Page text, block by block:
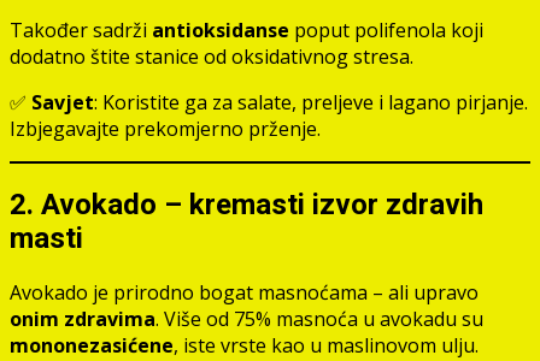
Također sadrži antioksidanse poput polifenola koji
dodatno štite stanice od oksidativnog stresa.
✅ Savjet: Koristite ga za salate, preljeve i lagano pirjanje.
Izbjegavajte prekomjerno prženje.
2. Avokado – kremasti izvor zdravih
masti
Avokado je prirodno bogat masnoćama – ali upravo
onim zdravima. Više od 75% masnoća u avokadu su
mononezasićene, iste vrste kao u maslinovom ulju.